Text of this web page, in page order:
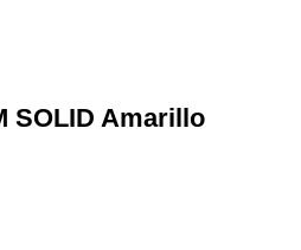
SOLID Amarillo